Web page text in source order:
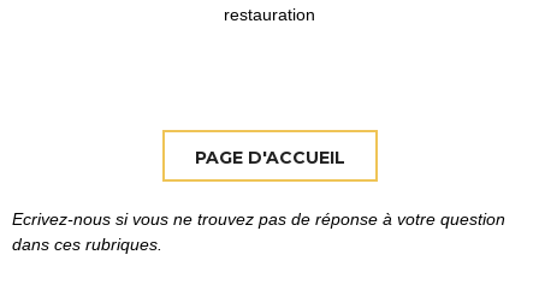
Ecrivez-nous si vous ne trouvez pas de réponse à votre question
dans ces rubriques.